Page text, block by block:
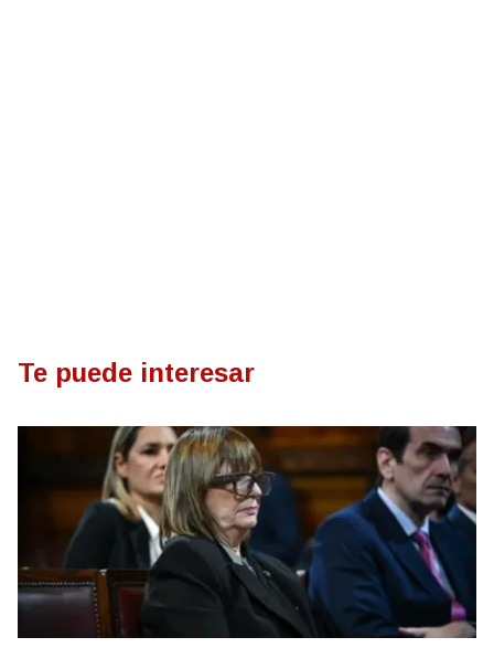
Te puede interesar